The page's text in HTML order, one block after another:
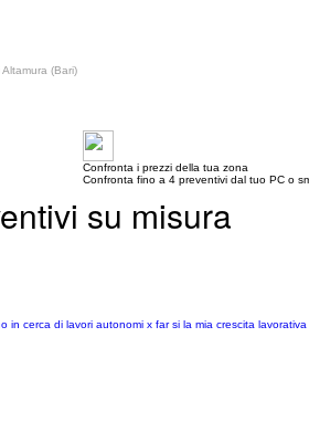
(Bari)
Confronta i prezzi della tua zona
Confronta fino a 4 preventivi dal tuo PC o
su misura
cerca di lavori autonomi x far si la mia crescita